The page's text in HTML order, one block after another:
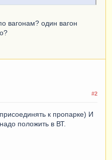
вагонам? один вагон
#2
к пропарке) И
положить в ВТ.